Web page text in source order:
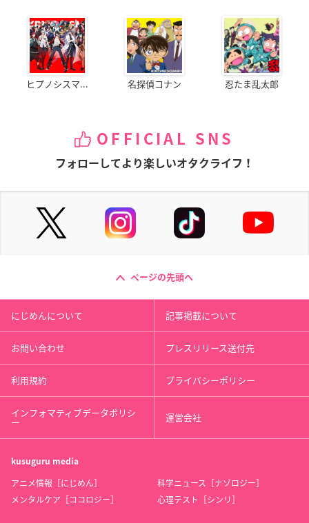
ヒプノシスマ... 名探偵コナン 忍たま乱太郎
OFFICIAL SNS
フォローしてより楽しいオタクライフ！
ページの先頭へ
にじめんについて 記事掲載について
お問い合わせ プレスリリース送付先
利用規約 プライバシーポリシー
インフォマティブデータポリシ
ー 運営会社
kusuguru media
アニメ情報［にじめん］
科学ニュース［ナゾロジー］
メンタルケア［ココロジー］
心理テスト［シンリ］